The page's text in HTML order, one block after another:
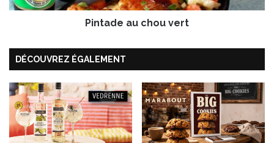
b
c
e
t
t
i
t
u
o
e
r
Pintade au chou vert
DÉCOUVREZ ÉGALEMENT